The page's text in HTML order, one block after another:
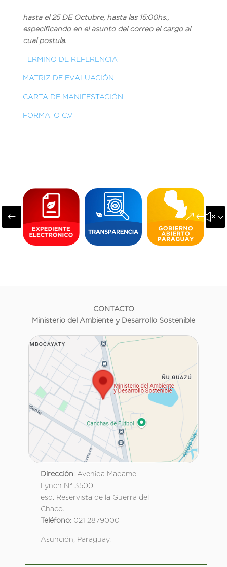
hasta el 25 DE Octubre, hasta las 15:00hs.,
especificando en el asunto del correo el cargo al
cual postula.
TERMINO DE REFERENCIA
MATRIZ DE EVALUACIÓN
CARTA DE MANIFESTACIÓN
FORMATO C.V
#
CONTACTO
Ministerio del Ambiente y Desarrollo Sostenible
Dirección: Avenida Madame
Lynch N° 3500.
esq. Reservista de la Guerra del
Chaco.
Teléfono: 021 2879000
Asunción, Paraguay.